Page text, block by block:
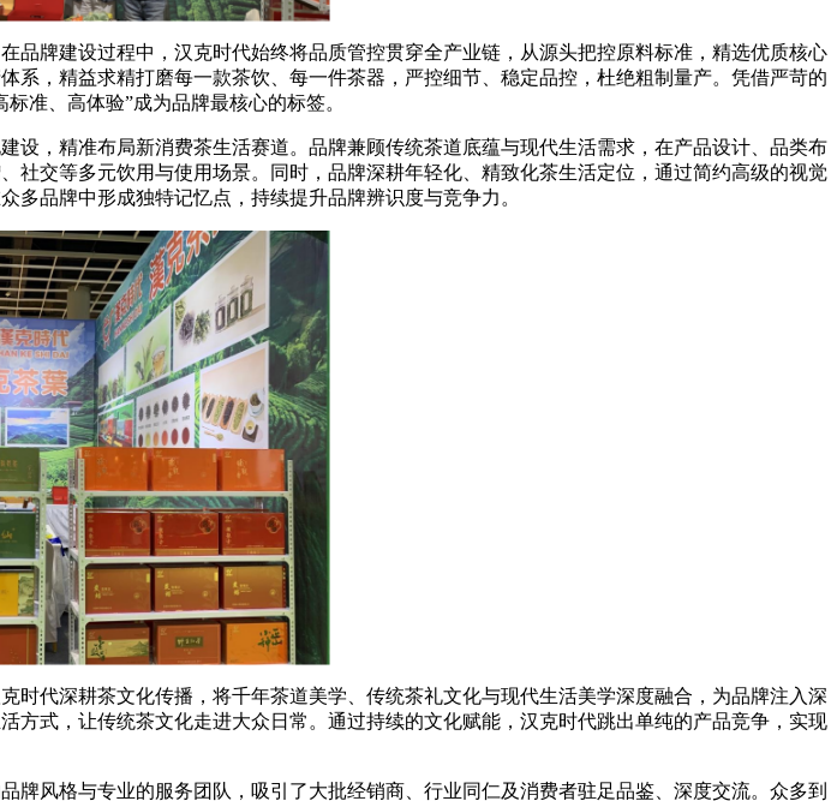
牌建设过程中，汉克时代始终将品质管控贯穿全产业链，从源头把控原料标准，精选优质核心
，精益求精打磨每一款茶饮、每一件茶器，严控细节、稳定品控，杜绝粗制量产。凭借严苛的
准、高体验”成为品牌最核心的标签。
，精准布局新消费茶生活赛道。品牌兼顾传统茶道底蕴与现代生活需求，在产品设计、品类布
交等多元饮用与使用场景。同时，品牌深耕年轻化、精致化茶生活定位，通过简约高级的视觉
品牌中形成独特记忆点，持续提升品牌辨识度与竞争力。
代深耕茶文化传播，将千年茶道美学、传统茶礼文化与现代生活美学深度融合，为品牌注入深
式，让传统茶文化走进大众日常。通过持续的文化赋能，汉克时代跳出单纯的产品竞争，实现
风格与专业的服务团队，吸引了大批经销商、行业同仁及消费者驻足品鉴、深度交流。众多到